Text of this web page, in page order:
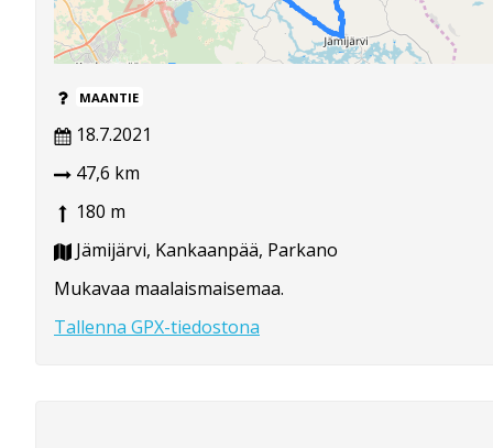
MAANTIE
18.7.2021
47,6 km
180 m
Jämijärvi, Kankaanpää, Parkano
Mukavaa maalaismaisemaa.
Tallenna GPX-tiedostona